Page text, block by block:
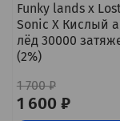
Funky lands x
Sonic X Кислый
лёд 30000
(2%)
1 700 ₽
1 600 ₽